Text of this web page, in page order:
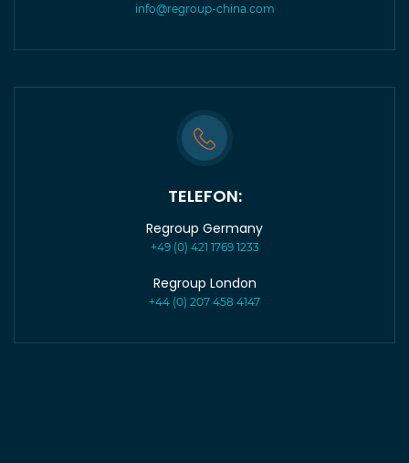
info@regroup-china.com
TELEFON:
Regroup Germany
+49 (0) 421 1769 1233
Regroup London
+44 (0) 207 458 4147